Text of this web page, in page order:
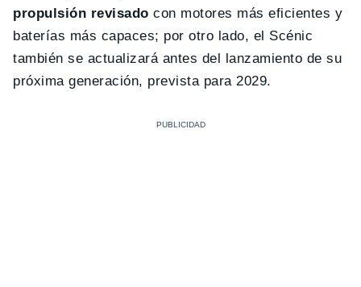
propulsión revisado con motores más eficientes y
baterías más capaces; por otro lado, el Scénic
también se actualizará antes del lanzamiento de su
próxima generación, prevista para 2029.